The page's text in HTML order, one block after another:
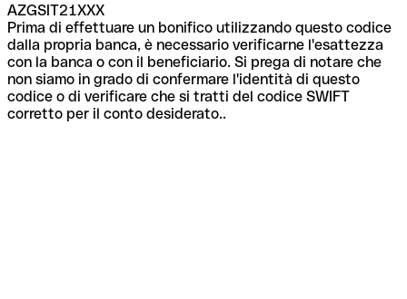
AZGSIT21XXX
Prima di effettuare un bonifico utilizzando questo codice
dalla propria banca, è necessario verificarne l'esattezza
con la banca o con il beneficiario. Si prega di notare che
non siamo in grado di confermare l'identità di questo
codice o di verificare che si tratti del codice SWIFT
corretto per il conto desiderato..